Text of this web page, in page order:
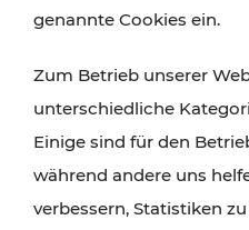
Wien, Niederösterreich
Wanderungen, Kultur
Radtouren oder purer
Attraktionen sind mit
Angeboten des VOR gut
genannte Cookies ein.
Zum Betrieb unserer
unterschiedliche
Einige sind für den
während andere uns
verbessern, Statistiken